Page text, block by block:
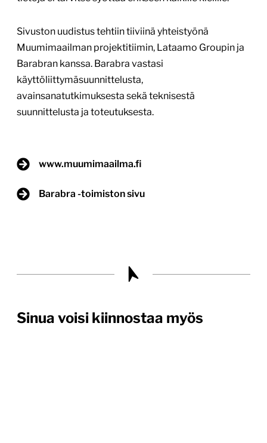
Sivuston uudistus tehtiin tiiviinä yhteistyönä
Muumimaailman projektitiimin, Lataamo Groupin ja
Barabran kanssa. Barabra vastasi
käyttöliittymäsuunnittelusta,
avainsanatutkimuksesta sekä teknisestä
suunnittelusta ja toteutuksesta.
www.muumimaailma.fi
Barabra -toimiston sivu
Sinua voisi kiinnostaa myös